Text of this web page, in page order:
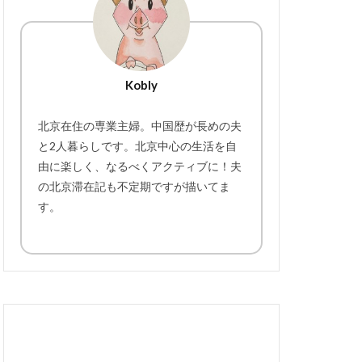
Kobly
北京在住の専業主婦。中国歴が長めの夫
と2人暮らしです。北京中心の生活を自
由に楽しく、なるべくアクティブに！夫
の北京滞在記も不定期ですが描いてま
す。